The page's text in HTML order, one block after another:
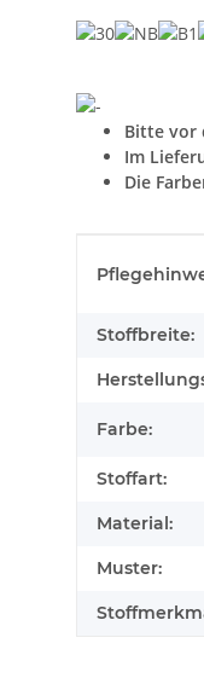
Bitte vor
Im
Die
Stoffbreite:
Farbe:
Stoffart:
Material:
Muster: